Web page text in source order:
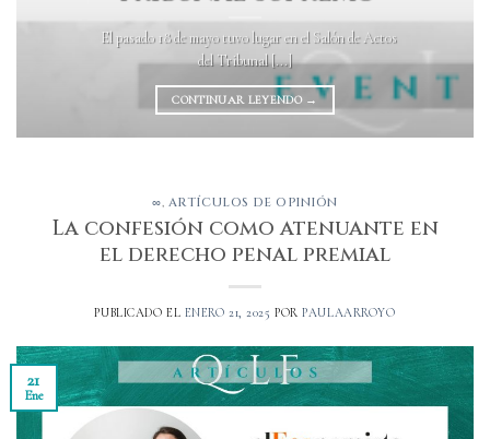
El pasado 18 de mayo tuvo lugar en el Salón de Actos
del Tribunal [...]
CONTINUAR LEYENDO →
∞, ARTÍCULOS DE OPINIÓN
La confesión como atenuante en
el derecho penal premial
PUBLICADO EL ENERO 21, 2025 PORPAULAARROYO
21
Ene